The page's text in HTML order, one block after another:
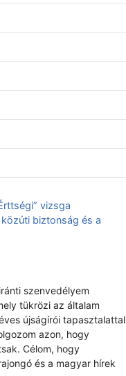
vizsga
biztonság és a
szenvedélyem
tükrözi az általam
újságírói tapasztalattal
azon, hogy
Célom, hogy
és a magyar hírek